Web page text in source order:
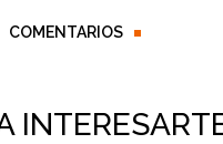
COMENTARIOS